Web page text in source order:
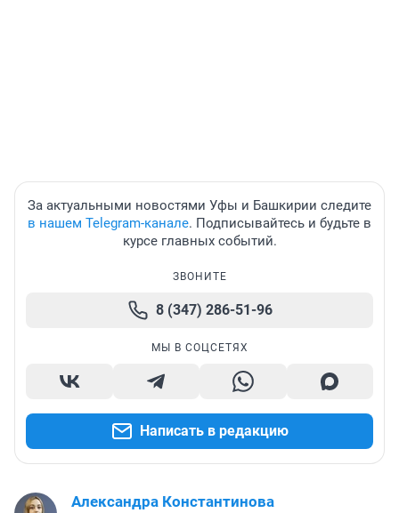
За актуальными новостями Уфы и Башкирии следите
в нашем Telegram-канале. Подписывайтесь и будьте в
курсе главных событий.
ЗВОНИТЕ
8 (347) 286-51-96
МЫ В СОЦСЕТЯХ
Написать в редакцию
Александра Константинова